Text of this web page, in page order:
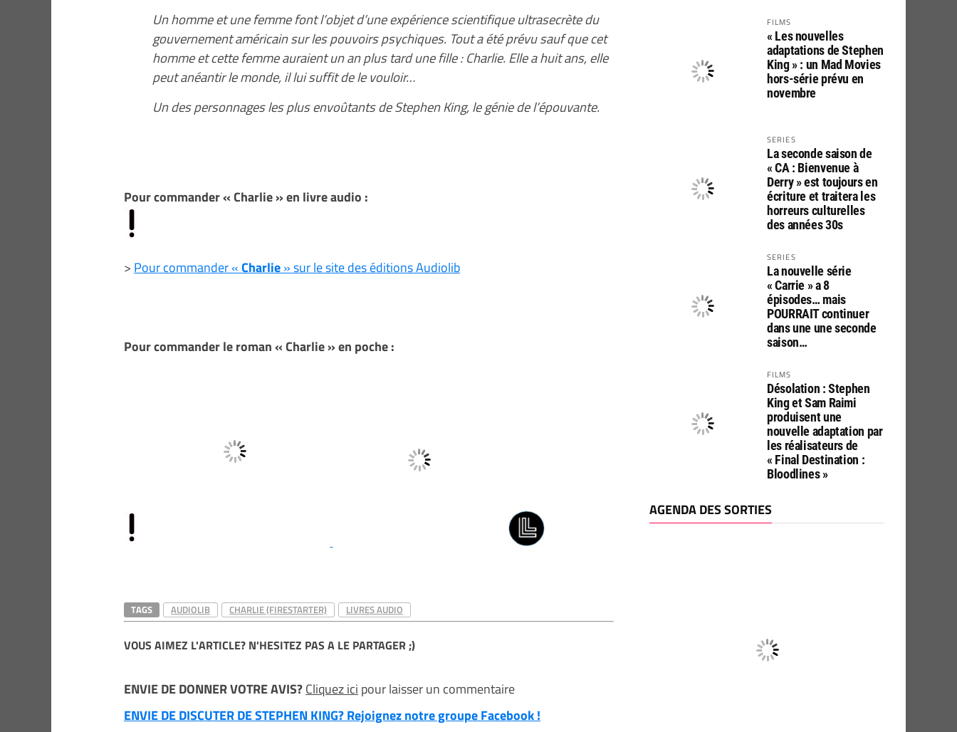
Un homme et une femme font l’objet d’une expérience scientifique ultrasecrète du
gouvernement américain sur les pouvoirs psychiques. Tout a été prévu sauf que cet
homme et cette femme auraient un an plus tard une fille : Charlie. Elle a huit ans, elle
peut anéantir le monde, il lui suffit de le vouloir…
Un des personnages les plus envoûtants de Stephen King, le génie de l’épouvante.
Pour commander « Charlie » en livre audio :
> Pour commander «Charlie» sur le site des éditions Audiolib
Pour commander le roman « Charlie » en poche :
TAGS AUDIOLIB CHARLIE (FIRESTARTER) LIVRES AUDIO
VOUS AIMEZ L'ARTICLE? N'HESITEZ PAS A LE PARTAGER ;)
ENVIE DE DONNER VOTRE AVIS?Cliquez ici pour laisser un commentaire
ENVIE DE DISCUTER DE STEPHEN KING? Rejoignez notre groupe Facebook !
FILMS
« Les nouvelles
adaptations de Stephen
King » : un Mad Movies
hors-série prévu en
novembre
SERIES
La seconde saison de
« CA : Bienvenue à
Derry » est toujours en
écriture et traitera les
horreurs culturelles
des années 30s
SERIES
La nouvelle série
« Carrie » a 8
épisodes… mais
POURRAIT continuer
dans une une seconde
saison…
FILMS
Désolation : Stephen
King et Sam Raimi
produisent une
nouvelle adaptation par
les réalisateurs de
« Final Destination :
Bloodlines »
AGENDA DES SORTIES